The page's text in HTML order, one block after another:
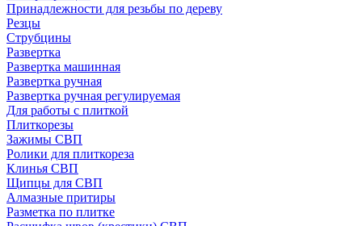
Принадлежности для резьбы по дереву
Резцы
Струбцины
Развертка
Развертка машинная
Развертка ручная
Развертка ручная регулируемая
Для работы с плиткой
Плиткорезы
Зажимы СВП
Ролики для плиткореза
Клинья СВП
Щипцы для СВП
Алмазные притиры
Разметка по плитке